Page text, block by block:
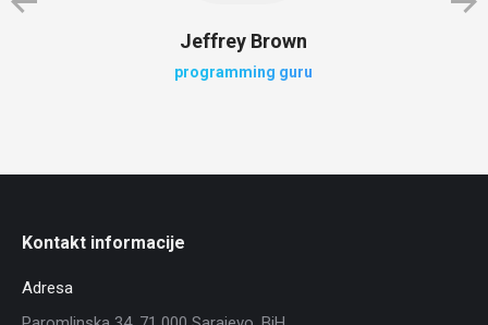
Jeffrey Brown
programming guru
Kontakt informacije
Adresa